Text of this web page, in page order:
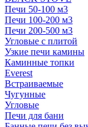
Печи 50-100 м3
Печи 100-200 м3
Печи 200-500 м3
Угловые с плитой
Узкие печи камины
Каминные топки
Everest
Встраиваемые
Чугунные
Угловые
Печи для бани